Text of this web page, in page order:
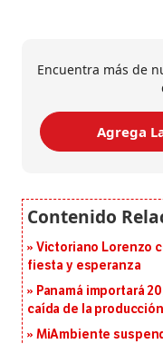
Encuentra más de
Agrega
Victoriano Lorenzo
fiesta y esperanza
Panamá importará
caída de la
MiAmbiente